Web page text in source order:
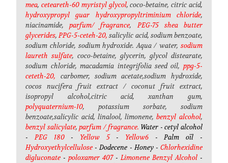
mea,ceteareth-60 myristyl glycol, coco-betaine, citric acid,
hydroxypropyl guar hydroxypropyltriminium chloride,
niacinamide,parfum/ fragrance,PEG-75 shea butter
glycerides,PPG-5-ceteh-20, salicylic acid, sodium benzoate,
sodium chloride, sodium hydroxide.Aqua / water, sodium
laureth sulfate, coco-betaine, glycerin, glycol distearate,
sodium chloride, macadamia integrifolia seed oil, ppg-5-
ceteth-20, carbomer, sodium acetate,sodium hydroxide,
cocos nucifera fruit extract / coconut fruit extract,
isopropyl alcohol,citric acid, xanthan gum,
polyquaternium-10, potassium sorbate, sodium
benzoate,salicylic acid, linalool, limonene,benzyl alcohol,
benzyl salicylate,parfum / fragrance. Water - cetyl alcohol
-PEG 180- Yellow 5- Yellow6 - Palm oïl -
Hydroxyethylcellulose - Dodecene - Honey - Chlorhexidine
digluconate -poloxamer 407-Limonene Benzyl Alcohol-